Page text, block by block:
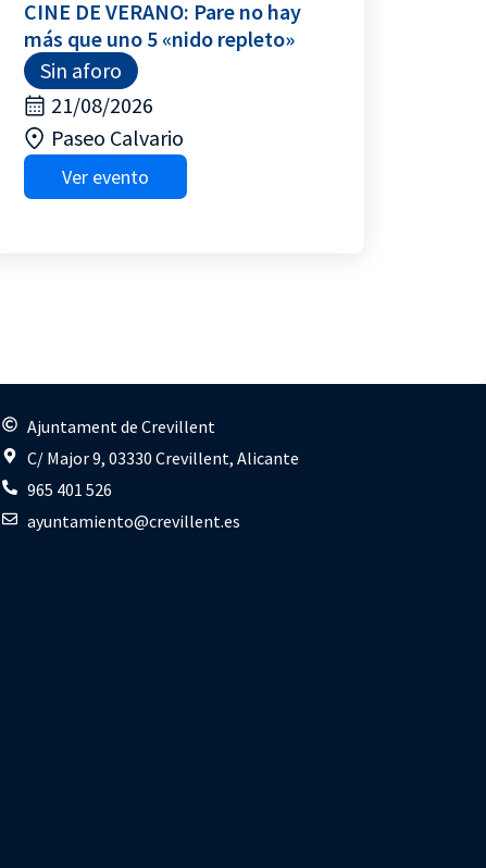
CINE DE VERANO: Pare no hay
más que uno 5 «nido repleto»
Sin aforo
21/08/2026
Paseo Calvario
Ver evento
Ajuntament de Crevillent
C/ Major 9, 03330 Crevillent, Alicante
965 401 526
ayuntamiento@crevillent.es